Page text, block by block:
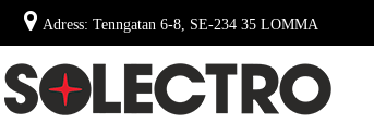
Adress: Tenngatan 6-8, SE-234 35 LOMMA